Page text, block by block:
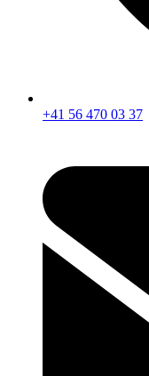
+41 56 470 03 37